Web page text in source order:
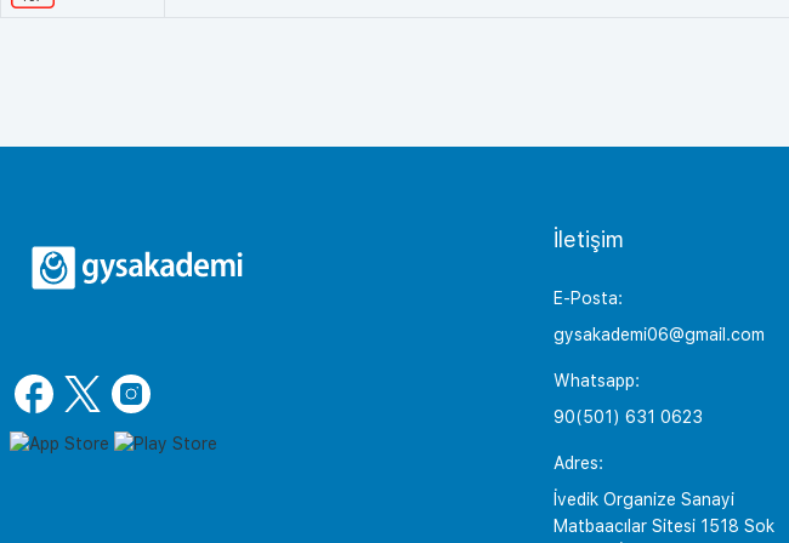
İletişim
E-Posta:
gysakademi06@gmail.com
Whatsapp:
90(501) 631 0623
Adres:
İvedik Organize Sanayi
Matbaacılar Sitesi 1518 Sok